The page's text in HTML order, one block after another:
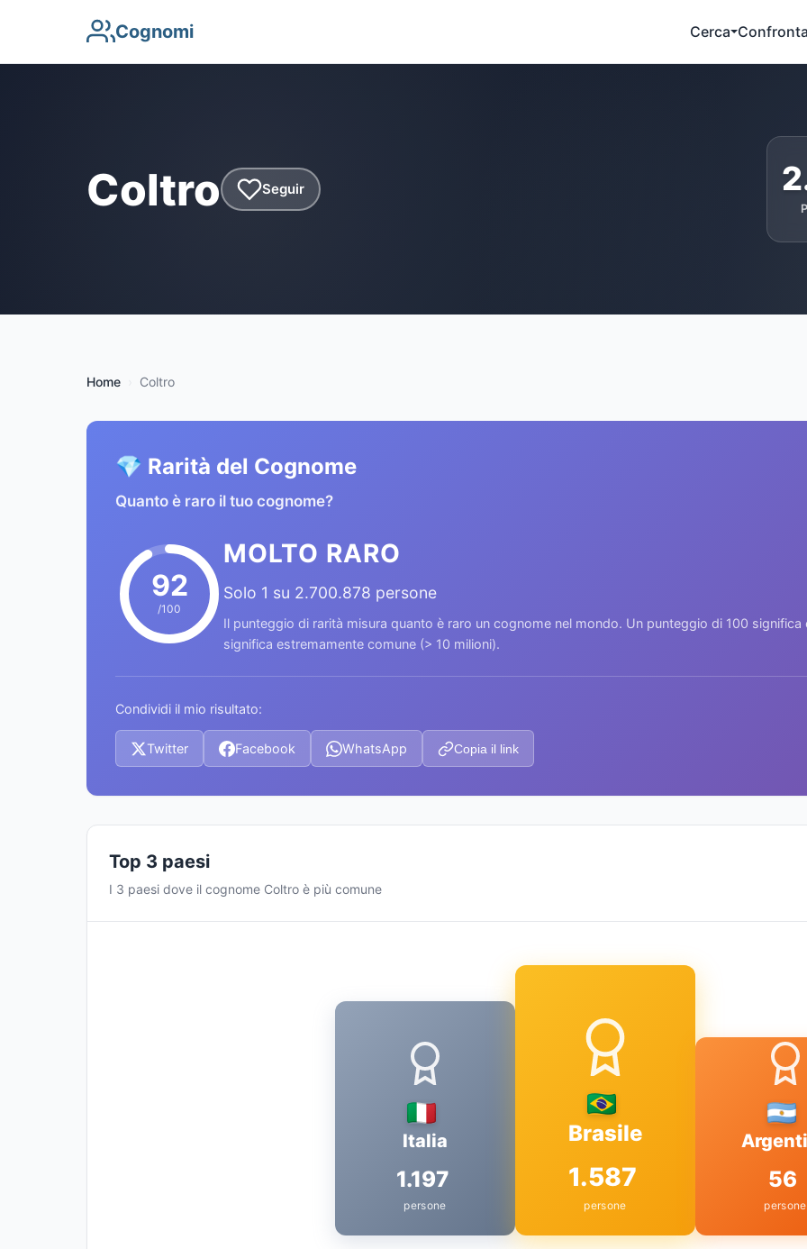
Cognomi Cerca
Coltro Seguir
Home Coltro
💎 Rarità del Cognome
Quanto è raro il tuo cognome?
92
/100
MOLTO RARO
Solo 1 su 2.700.878 persone
Il punteggio di rarità misura quanto è raro un cognome nel mondo. Un punteggio di 100
significa estremamente comune (> 10 milioni).
Condividi il mio risultato:
Twitter Facebook WhatsApp Copia il link
Top 3 paesi
I 3 paesi dove il cognome Coltro è più comune
Italia
1.197
persone
Brasile
1.587
persone
56
persone